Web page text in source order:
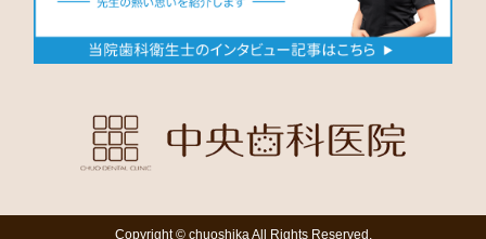
Copyright © chuoshika All Rights Reserved.